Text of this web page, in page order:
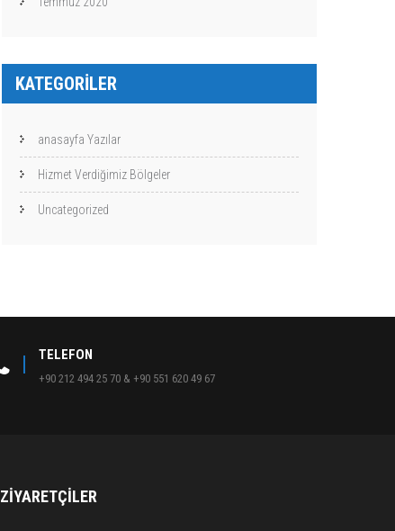
KATEGORILER
anasayfa Yazılar
Hizmet Verdiğimiz Bölgeler
Uncategorized
TELEFON
+90 212 494 25 70 & +90 551 620 49 67
ZIYARETÇILER